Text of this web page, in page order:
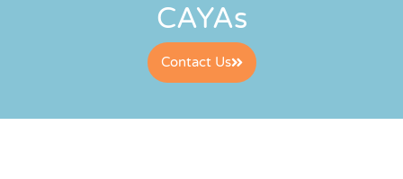
CAYAs
Contact Us